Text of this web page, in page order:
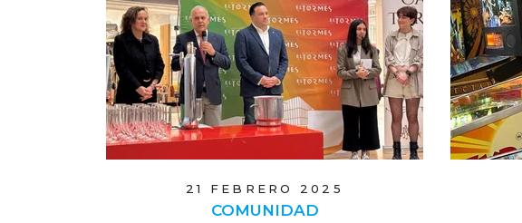
21 FEBRERO 2025
COMUNIDAD